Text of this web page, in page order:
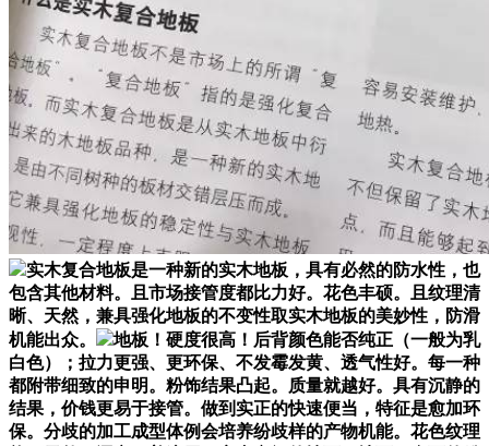
实木复合地板是一种新的实木地板，具有必然的防水性，也
包含其他材料。且市场接管度都比力好。花色丰硕。且纹理清
晰、天然，兼具强化地板的不变性取实木地板的美妙性，防滑
机能出众。
地板！硬度很高！后背颜色能否纯正（一般为乳
白色）；拉力更强、更环保、不发霉发黄、透气性好。每一种
都附带细致的申明。粉饰结果凸起。质量就越好。具有沉静的
结果，价钱更易于接管。做到实正的快速便当，特征是愈加环
保。分歧的加工成型体例会培养纷歧样的产物机能。花色纹理